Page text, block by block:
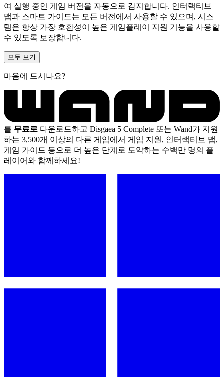
여 실행 중인 게임 버전을 자동으로 감지합니다. 인터랙티브
맵과 스마트 가이드는 모든 버전에서 사용할 수 있으며, 시스
템은 항상 가장 호환성이 높은 게임플레이 지원 기능을 사용할
수 있도록 보장합니다.
모두 보기
마음에 드시나요?
를 무료로 다운로드하고 Disgaea 5 Complete 또는 Wand가 지원
하는 3,500개 이상의 다른 게임에서 게임 지원, 인터랙티브 맵,
게임 가이드 등으로 더 높은 단계로 도약하는 수백만 명의 플
레이어와 함께하세요!